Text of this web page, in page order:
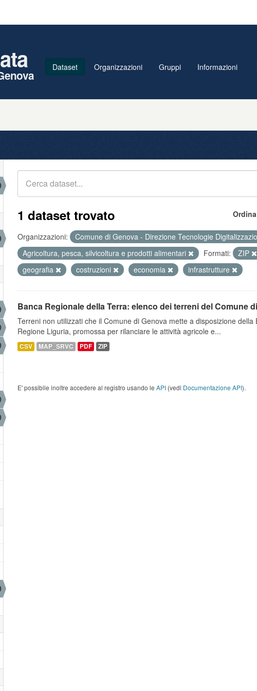
Dataset Organizzazioni Gruppi Informazioni
1 dataset trovato
Organizzazioni: Comune di Genova - Direzione Tecnologie
Agricoltura, pesca, silvicoltura e prodotti alimentari
Formati: ZIP
geografia
costruzioni economia infrastrutture
Banca Regionale della Terra: elenco dei terreni del Comune
Terreni non utilizzati che il Comune di Genova mette a disposizione
Regione Liguria, promossa per rilanciare le attività agricole e...
CSV MAP_SRVC PDF ZIP
E' possibile inoltre accedere al registro usando le API (vedi Documentazione API).